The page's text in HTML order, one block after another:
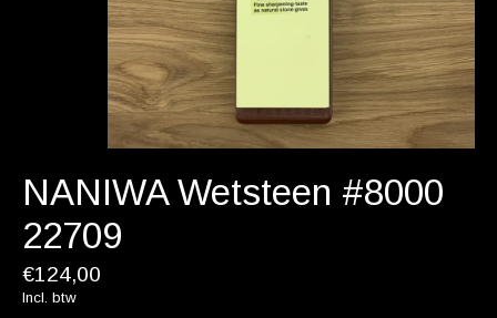
NANIWA Wetsteen #8000
22709
€124,00
Incl. btw